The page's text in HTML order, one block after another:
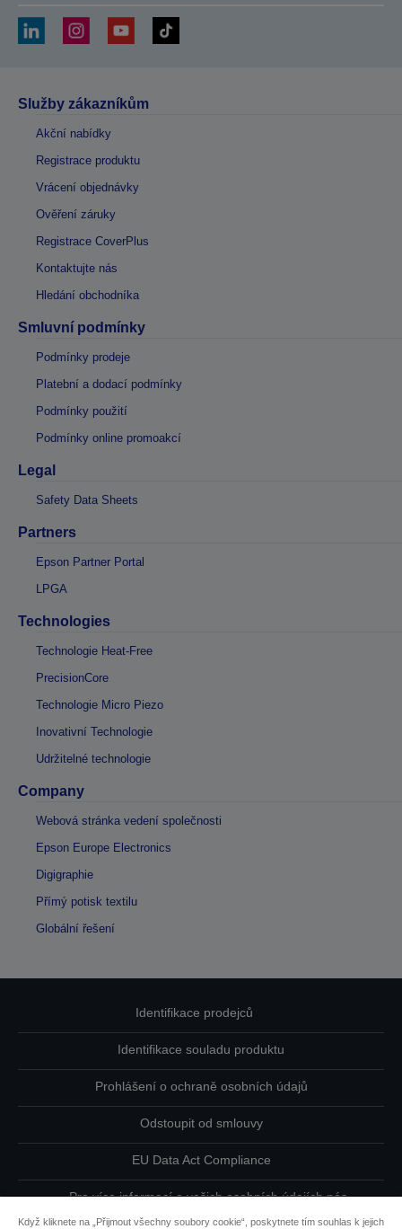
Služby zákazníkům
Akční nabídky
Registrace produktu
Vrácení objednávky
Ověření záruky
Registrace CoverPlus
Kontaktujte nás
Hledání obchodníka
Smluvní podmínky
Podmínky prodeje
Platební a dodací podmínky
Podmínky použití
Podmínky online promoakcí
Legal
Safety Data Sheets
Partners
Epson Partner Portal
LPGA
Technologies
Technologie Heat-Free
PrecisionCore
Technologie Micro Piezo
Inovativní Technologie
Udržitelné technologie
Company
Webová stránka vedení společnosti
Epson Europe Electronics
Digigraphie
Přímý potisk textilu
Globální řešení
Identifikace prodejců
Identifikace souladu produktu
Prohlášení o ochraně osobních údajů
Odstoupit od smlouvy
EU Data Act Compliance
Pro více informací o vašich osobních údajích nás
Když kliknete na „Přijmout všechny soubory cookie“, poskytnete tím souhlas k jejich